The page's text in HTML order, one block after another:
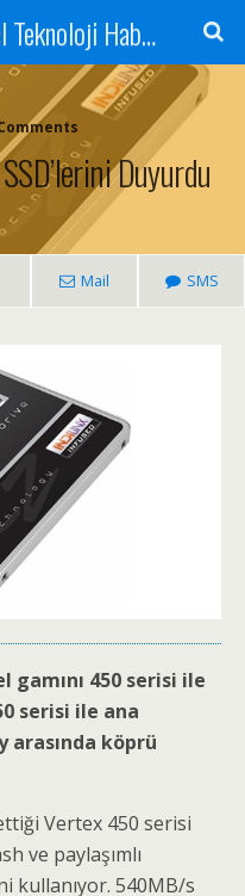
Teknolojer - En Güncel Teknoloji Haberleri
Duyurdu
Mail SMS
gamını 450 serisi ile
serisi ile ana
arasında köprü
Vertex 450 serisi
ve paylaşımlı
kullanıyor. 540MB/s